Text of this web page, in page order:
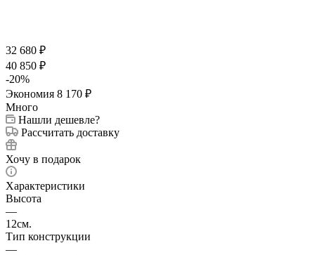
32 680 ₽
40 850 ₽
-20%
Экономия 8 170 ₽
Много
Нашли дешевле?
Рассчитать доставку
Хочу в подарок
Характеристики
Высота
—
12см.
Тип конструкции
—